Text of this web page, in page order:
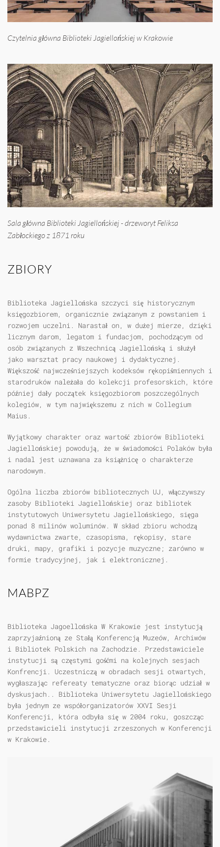
Czytelnia główna Biblioteki Jagiellońskiej w Krakowie
Sala główna Biblioteki Jagiellońskiej - drzeworyt Feliksa
Zabłockiego z 1871 roku
ZBIORY
Biblioteka Jagiellońska szczyci się historycznym
księgozbiorem, organicznie związanym z powstaniem i
rozwojem uczelni. Narastał on, w dużej mierze, dzięki
licznym darom, legatom i fundacjom, pochodzącym od
osób związanych z Wszechnicą Jagiellońską i służył
jako warsztat pracy naukowej i dydaktycznej.
Większość najwcześniejszych kodeksów rękopiśmiennych i
starodruków należała do kolekcji profesorskich, które
później dały początek księgozbiorom poszczególnych
kolegiów, w tym największemu z nich w Collegium
Maius.
Wyjątkowy charakter oraz wartość zbiorów Biblioteki
Jagiellońskiej powodują, że w świadomości Polaków była
i nadal jest uznawana za książnicę o charakterze
narodowym.
Ogólna liczba zbiorów bibliotecznych UJ, włączywszy
zasoby Biblioteki Jagiellońskiej oraz bibliotek
instytutowych Uniwersytetu Jagiellońskiego, sięga
ponad 8 milinów woluminów. W skład zbioru wchodzą
wydawnictwa zwarte, czasopisma, rękopisy, stare
druki, mapy, grafiki i pozycje muzyczne; zarówno w
formie tradycyjnej, jak i elektronicznej.
MABPZ
Biblioteka Jagoellońska W Krakowie jest instytucją
zaprzyjaźnioną ze Stałą Konferencją Muzeów, Archiwów
i Bibliotek Polskich na Zachodzie. Przedstawiciele
instytucji są częstymi gośćmi na kolejnych sesjach
Konfrencji. Uczestniczą w obradach sesji otwartych,
wygłaszając refereaty tematyczne oraz biorąc udział w
dyskusjach.. Biblioteka Uniwersytetu Jagiellońskiego
była jednym ze współorganizatorów XXVI Sesji
Konferencji, która odbyła się w 2004 roku, goszcząc
przedstawicieli instytucji zrzeszonych w Konferencji
w Krakowie.